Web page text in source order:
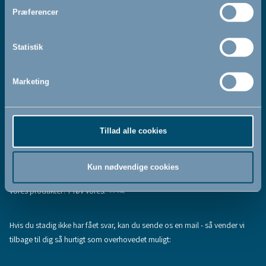
Præferencer
Statistik
Marketing
Tillad alle cookies
Kun nødvendige cookies
læst og accepteret vores
Cookiepolitik
Tilmeld
Fandt du ikke den information, du søgte, eller har du flere spørgsmål til
vores produkter? Prøv vores:FAQ
Hvis du stadig ikke har fået svar, kan du sende os en mail - så vender vi
tilbage til dig så hurtigt som overhovedet muligt: